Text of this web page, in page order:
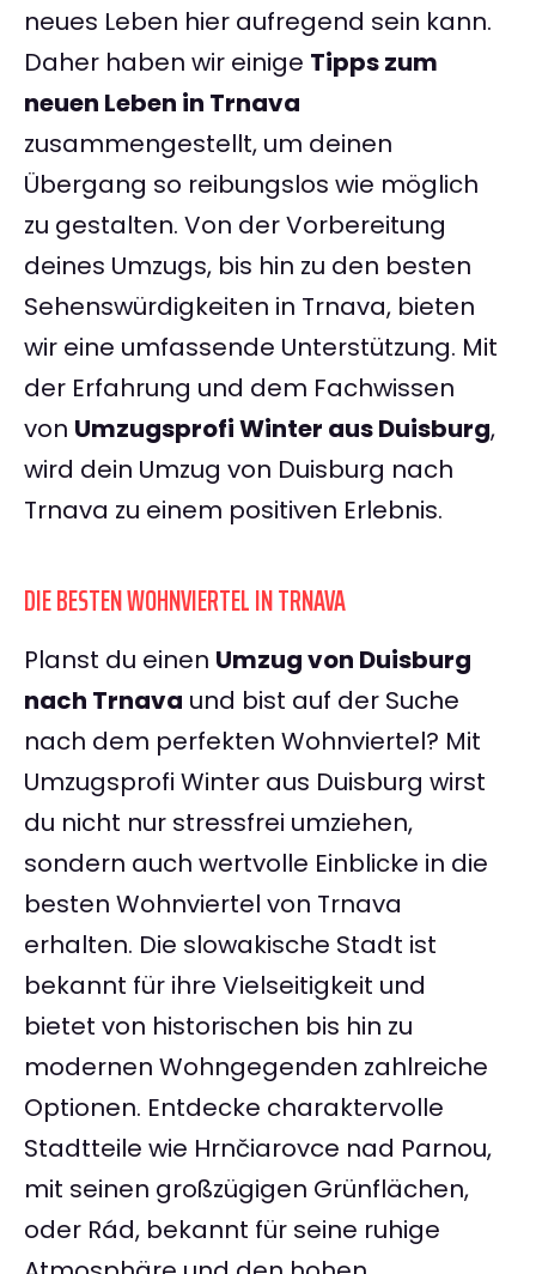
neues Leben hier aufregend sein kann.
Daher haben wir einige Tipps zum
neuen Leben in Trnava
zusammengestellt, um deinen
Übergang so reibungslos wie möglich
zu gestalten. Von der Vorbereitung
deines Umzugs, bis hin zu den besten
Sehenswürdigkeiten in Trnava, bieten
wir eine umfassende Unterstützung. Mit
der Erfahrung und dem Fachwissen
von Umzugsprofi Winter aus Duisburg,
wird dein Umzug von Duisburg nach
Trnava zu einem positiven Erlebnis.
DIE BESTEN WOHNVIERTEL IN TRNAVA
Planst du einen Umzug von Duisburg
nach Trnava und bist auf der Suche
nach dem perfekten Wohnviertel? Mit
Umzugsprofi Winter aus Duisburg wirst
du nicht nur stressfrei umziehen,
sondern auch wertvolle Einblicke in die
besten Wohnviertel von Trnava
erhalten. Die slowakische Stadt ist
bekannt für ihre Vielseitigkeit und
bietet von historischen bis hin zu
modernen Wohngegenden zahlreiche
Optionen. Entdecke charaktervolle
Stadtteile wie Hrnčiarovce nad Parnou,
mit seinen großzügigen Grünflächen,
oder Rád, bekannt für seine ruhige